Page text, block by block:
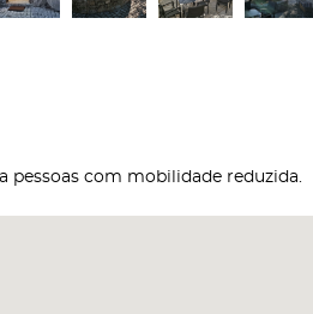
pessoas com mobilidade reduzida.